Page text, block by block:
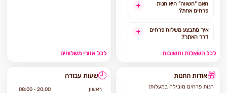
האם "השווה” היא חנות
פרחים אחת?
איך מתבצע משלוח פרחים
דרך האתר?
האם ניתן להזמין משלוח
להזמין משלוחים?
לכל השאלות ותשובות לכל אזורי משלוחים
🎁אודות החנות
חנות פרחים מובילה במעלות!
🕘שעות עבודה
ראשון 08:00 - 20:00